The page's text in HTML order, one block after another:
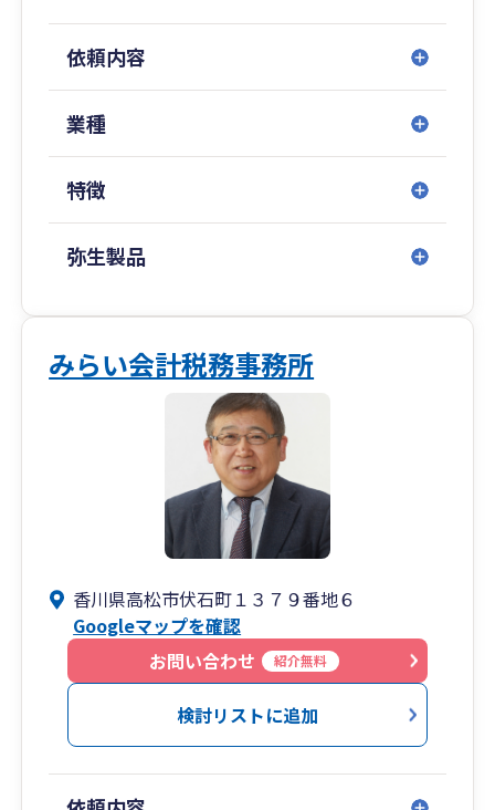
績拡大のための意思決定支援や海外進出支援・国
際税務、そして地方公共団体などに対する公会計
適用など、幅広いサービスを提供しております。
さい。お客さまと共に、一緒に考えていきましょ
う。
依頼内容
業種
特徴
弥生製品
みらい会計税務事務所
香川県高松市伏石町１３７９番地６
Googleマップを確認
お問い合わせ
紹介無料
検討リストに追加